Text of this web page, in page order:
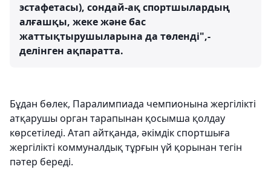
эстафетасы), сондай-ақ спортшылардың
алғашқы, жеке және бас
жаттықтырушыларына да төленді",-
делінген ақпаратта.
Бұдан бөлек, Паралимпиада чемпионына жергілікті
атқарушы орган тарапынан қосымша қолдау
көрсетіледі. Атап айтқанда, әкімдік спортшыға
жергілікті коммуналдық тұрғын үй қорынан тегін
пәтер береді.